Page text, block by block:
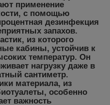
применение
с помощью
дезинфекция
запахов.
из которого
кабины, устойчив к
температур. Он
нагрузку даже в
сантиметр.
материала, из
особенно
важность